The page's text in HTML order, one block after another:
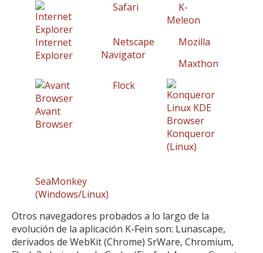
Internet
Explorer
Safari
K-
Meleon
Netscape
Navigator
Mozilla
Maxthon
Avant
Browser
Flock
Konqueror
(Linux)
SeaMonkey
(Windows/Linux)
Otros navegadores probados a lo largo de la
evolución de la aplicación K-Fein son: Lunascape,
derivados de WebKit (Chrome) SrWare, Chromium,